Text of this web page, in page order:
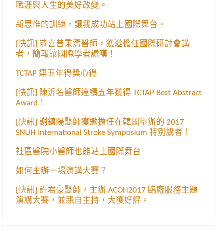
職涯與人生的美好改變。
新思惟的訓練，讓我成功站上國際舞台。
[快訊] 恭喜曾秉濤醫師，獲邀擔任國際研討會講
者，簡報讓國際學者讚嘆！
TCTAP 連五年得獎心得
[快訊] 陳沂名醫師連續五年獲得 TCTAP Best Abstract
Award！
[快訊] 謝鎮陽醫師獲邀擔任在韓國舉辦的 2017
SNUH International Stroke Symposium 特別講者！
社區醫院小醫師也能站上國際舞台
如何主辦一場演講大賽？
[快訊] 許君豪醫師，主辦 ACOH2017 臨廠服務主題
演講大賽，並親自主持，大獲好評。